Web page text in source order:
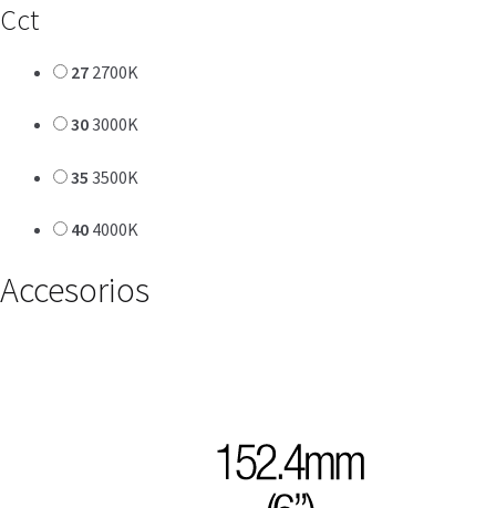
Cct
27 2700K
303000K
35 3500K
40 4000K
Accesorios